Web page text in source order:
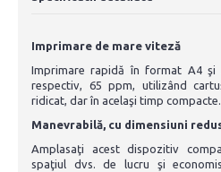
Imprimare de mare viteză
Imprimare rapidă în format A4
respectiv, 65 ppm, utilizând
ridicat, dar în acelaşi timp compacte.
Manevrabilă, cu dimensiuni
Amplasaţi acest dispozitiv
spaţiul dvs. de lucru şi